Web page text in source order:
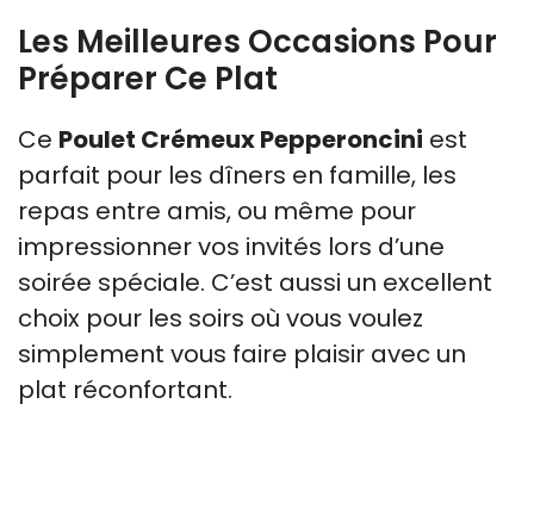
Les Meilleures Occasions Pour
Préparer Ce Plat
Ce Poulet Crémeux Pepperoncini est
parfait pour les dîners en famille, les
repas entre amis, ou même pour
impressionner vos invités lors d’une
soirée spéciale. C’est aussi un excellent
choix pour les soirs où vous voulez
simplement vous faire plaisir avec un
plat réconfortant.